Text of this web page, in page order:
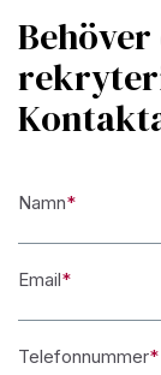
Namn*
Email*
Telefonnummer*